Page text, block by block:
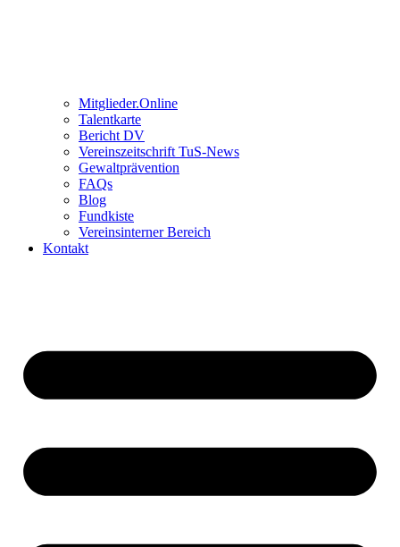
Mitglieder.Online
Talentkarte
Bericht DV
Vereinszeitschrift TuS-News
Gewaltprävention
FAQs
Blog
Fundkiste
Vereinsinterner Bereich
Kontakt